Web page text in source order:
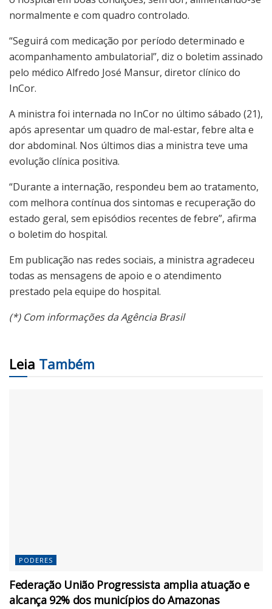
normalmente e com quadro controlado.
“Seguirá com medicação por período determinado e
acompanhamento ambulatorial”, diz o boletim assinado
pelo médico Alfredo José Mansur, diretor clínico do
InCor.
A ministra foi internada no InCor no último sábado (21),
após apresentar um quadro de mal-estar, febre alta e
dor abdominal. Nos últimos dias a ministra teve uma
evolução clínica positiva.
“Durante a internação, respondeu bem ao tratamento,
com melhora contínua dos sintomas e recuperação do
estado geral, sem episódios recentes de febre”, afirma
o boletim do hospital.
Em publicação nas redes sociais, a ministra agradeceu
todas as mensagens de apoio e o atendimento
prestado pela equipe do hospital.
(*) Com informações da Agência Brasil
Leia Também
PODERES
Federação União Progressista amplia atuação e
alcança 92% dos municípios do Amazonas